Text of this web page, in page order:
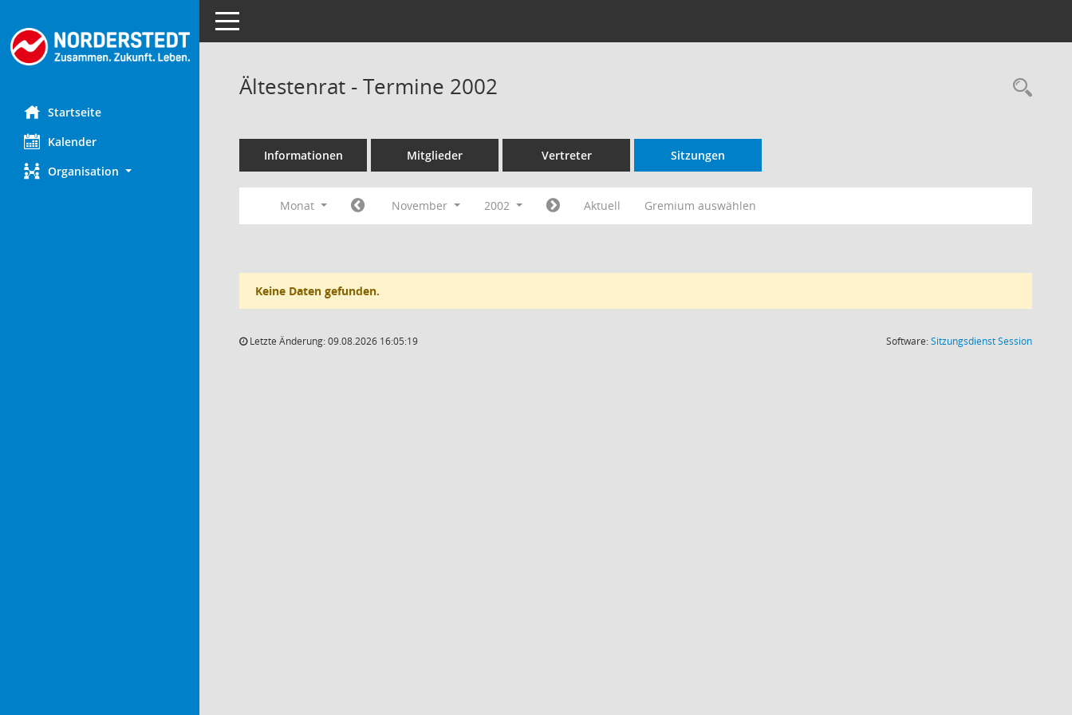
Startseite
Kalender
Organisation
Toggle navigation
Ältestenrat - Termine 2002
Informationen Mitglieder Vertreter Sitzungen
Monat November 2002 Aktuell Gremium auswählen
Keine Daten gefunden.
Letzte Änderung: 09.08.2026 16:05:19 Software:SitzungsdienstSession(Wird in